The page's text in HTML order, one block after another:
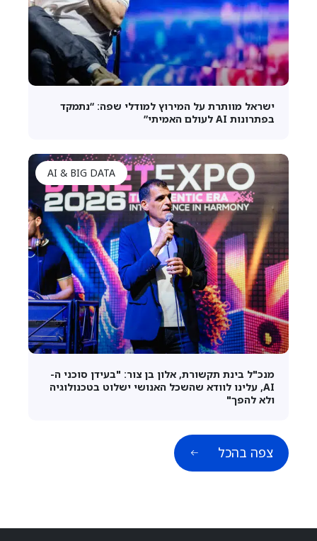
ישראל מוותרת על המירוץ למודלי שפה: “נתמקד
בפתרונות AI לעולם האמיתי”
AI & BIG DATA
מנכ"ל בינת תקשורת, אלון בן צור: "בעידן סוכני ה-
AI, עלינו לוודא שהשכל האנושי ישלוט בטכנולוגיה
ולא להפך"
צפה בהכל